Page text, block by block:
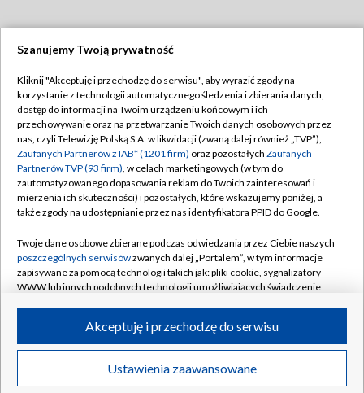
TVP
Abonament TVP
Emisja w TVP
Centrum informacji TVP
Naziemna Telewizja Cyfrowa
Rada Programowa
System NOS
Informacje o nadawcy
Program dla prasy
Ogłoszenie przetargowe
Regulamin TVP
Polityka prywatności
Moje zgody
Pomoc
Kontakt
Kanały
©2026 Telewizja Polska S.A. w likwidacji
Szanujemy Twoją prywatność
Kliknij "Akceptuję i przechodzę do serwisu", aby wyrazić zgody na
korzystanie z technologii automatycznego śledzenia i zbierania danych,
dostęp do informacji na Twoim urządzeniu końcowym i ich
przechowywanie oraz na przetwarzanie Twoich danych osobowych przez
nas, czyli Telewizję Polską S.A. w likwidacji (zwaną dalej również „TVP”),
Zaufanych Partnerów z IAB* (1201 firm) oraz pozostałych Zaufanych
Partnerów TVP (93 firm), w celach marketingowych (w tym do
zautomatyzowanego dopasowania reklam do Twoich zainteresowań i
mierzenia ich skuteczności) i pozostałych, które wskazujemy poniżej, a
także zgody na udostępnianie przez nas identyfikatora PPID do Google.
Twoje dane osobowe zbierane podczas odwiedzania przez Ciebie naszych
poszczególnych serwisówzwanych dalej „Portalem”, w tym informacje
zapisywane za pomocą technologii takich jak: pliki cookie, sygnalizatory
WWW lub innych podobnych technologii umożliwiających świadczenie
ruchu w Internecie.
Twoje dane osobowe zbierane podczas odwiedzania przez Ciebie
poszczególnych serwisówna Portalu, takie jak adresy IP, identyfikatory
Ustawienia zaawansowane
Akceptuję i przechodzę do serwisu